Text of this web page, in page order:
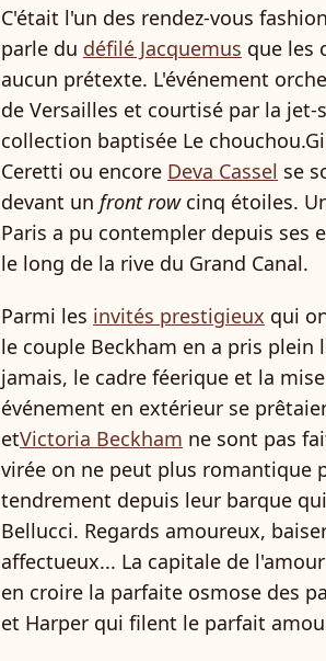
C'était l'un des rendez-vous
parle du défilé Jacquemus que les
aucun prétexte. L'événement
de Versailles et courtisé par la
collection baptisée Le
Ceretti ou encore Deva Cassel se
devant un front rowcinq étoiles.
Paris a pu contempler depuis ses
le long de la rive du Grand Canal.
Parmi les invités prestigieux qui
le couple Beckham en a pris
jamais, le cadre féerique et la
événement en extérieur se
etVictoria Beckham ne sont pas
virée on ne peut plus romantique
tendrement depuis leur barque qui
Bellucci. Regards amoureux,
affectueux... La capitale de
en croire la parfaite osmose des
et Harper qui filent le parfait